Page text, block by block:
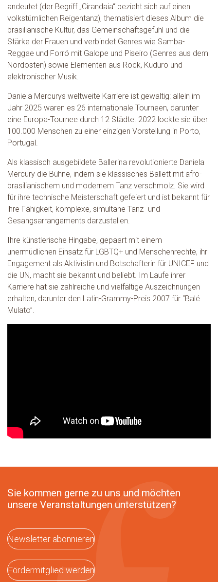
andeutet (der Begriff „Cirandaia“ bezieht sich auf einen
volkstümlichen Reigentanz), thematisiert dieses Album die
brasilianische Kultur, das Gemeinschaftsgefühl und die
Stärke der Frauen und verbindet Genres wie Samba-
Reggae und Forró mit Galope und Piseiro (Genres aus dem
Nordosten) sowie Elementen aus Rock, Kuduro und
elektronischer Musik.
Daniela Mercurys weltweite Karriere ist gewaltig: allein im
Jahr 2025 waren es 26 internationale Tourneen, darunter
eine Europa-Tournee durch 12 Städte. 2022 lockte sie über
100.000 Menschen zu einer einzigen Vorstellung in Porto,
Portugal.
Als klassisch ausgebildete Ballerina revolutionierte Daniela
Mercury die Bühne, indem sie klassisches Ballett mit afro-
brasilianischem und modernem Tanz verschmolz. Sie wird
für ihre technische Meisterschaft gefeiert und ist bekannt für
ihre Fähigkeit, komplexe, simultane Tanz- und
Gesangsarrangements darzustellen.
Ihre künstlerische Hingabe, gepaart mit einem
unermüdlichen Einsatz für LGBTQ+ und Menschenrechte, ihr
Engagement als Aktivistin und Botschafterin für UNICEF und
die UN, macht sie bekannt und beliebt. Im Laufe ihrer
Karriere hat sie zahlreiche und vielfältige Auszeichnungen
erhalten, darunter den Latin-Grammy-Preis 2007 für “Balé
Mulato”.
Sie kommen gerne zu uns und möchten
unsere Veranstaltungen unterstützen?
Newsletter abonnieren
Fördermitglied werden